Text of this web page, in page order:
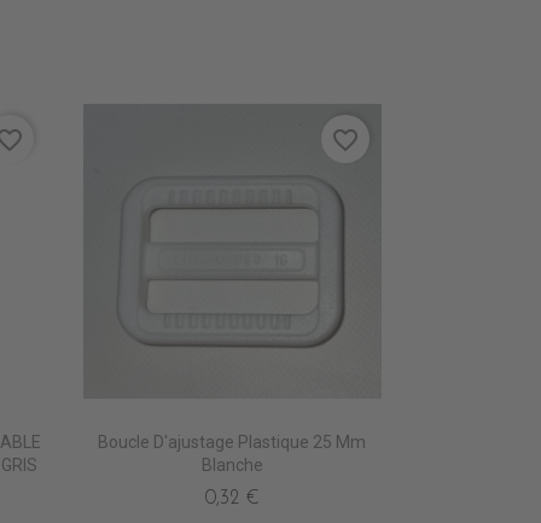
Boucle D'ajustage Plastique 25 Mm
Blanche
0,32 €
favorite_border